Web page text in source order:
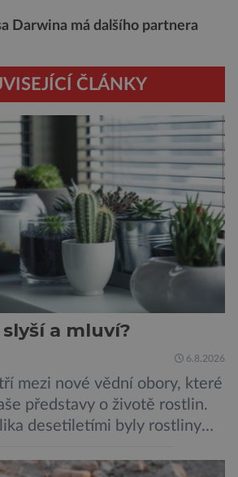
Darwina má dalšího partnera
ČLÁNKY
a mluví?
6.8.2026
mezi nové vědní obory, které
představy o životě rostlin.
desetiletími byly rostliny
změny prostředí. Moderní